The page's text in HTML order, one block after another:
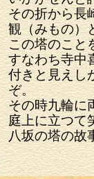
その折から長
観（みもの）
この塔のこと
すなわち寺中
付きと見えし
ぞ。
その時九輪に
庭上に立つて
八坂の塔の故